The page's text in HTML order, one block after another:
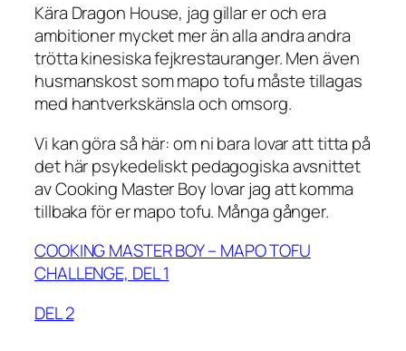
Kära Dragon House, jag gillar er och era
ambitioner mycket mer än alla andra andra
trötta kinesiska fejkrestauranger. Men även
husmanskost som mapo tofu måste tillagas
med hantverkskänsla och omsorg.
Vi kan göra så här: om ni bara lovar att titta på
det här psykedeliskt pedagogiska avsnittet
av Cooking Master Boy lovar jag att komma
tillbaka för er mapo tofu. Många gånger.
COOKING MASTER BOY – MAPO TOFU
CHALLENGE, DEL 1
DEL 2